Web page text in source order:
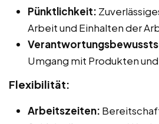
Pünktlichkeit:
Arbeit und Einhalten der
Umgang mit Produkten
Flexibilität:
Arbeitszeiten: